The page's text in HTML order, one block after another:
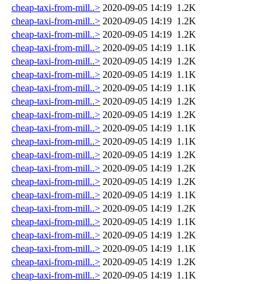
cheap-taxi-from-mill..> 2020-09-05 14:19 1.2K
cheap-taxi-from-mill..> 2020-09-05 14:19 1.2K
cheap-taxi-from-mill..> 2020-09-05 14:19 1.2K
cheap-taxi-from-mill..> 2020-09-05 14:19 1.1K
cheap-taxi-from-mill..> 2020-09-05 14:19 1.2K
cheap-taxi-from-mill..> 2020-09-05 14:19 1.1K
cheap-taxi-from-mill..> 2020-09-05 14:19 1.1K
cheap-taxi-from-mill..> 2020-09-05 14:19 1.2K
cheap-taxi-from-mill..> 2020-09-05 14:19 1.2K
cheap-taxi-from-mill..> 2020-09-05 14:19 1.1K
cheap-taxi-from-mill..> 2020-09-05 14:19 1.1K
cheap-taxi-from-mill..> 2020-09-05 14:19 1.2K
cheap-taxi-from-mill..> 2020-09-05 14:19 1.2K
cheap-taxi-from-mill..> 2020-09-05 14:19 1.2K
cheap-taxi-from-mill..> 2020-09-05 14:19 1.1K
cheap-taxi-from-mill..> 2020-09-05 14:19 1.2K
cheap-taxi-from-mill..> 2020-09-05 14:19 1.1K
cheap-taxi-from-mill..> 2020-09-05 14:19 1.2K
cheap-taxi-from-mill..> 2020-09-05 14:19 1.1K
cheap-taxi-from-mill..> 2020-09-05 14:19 1.2K
cheap-taxi-from-mill..> 2020-09-05 14:19 1.1K